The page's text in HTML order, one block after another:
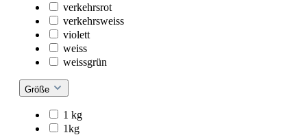
verkehrsrot
verkehrsweiss
violett
weiss
weissgrün
Größe
1 kg
1kg